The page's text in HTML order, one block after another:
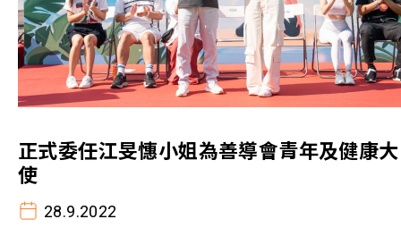
正式委任江旻憓小姐為善導會青年及健康大
使
28.9.2022